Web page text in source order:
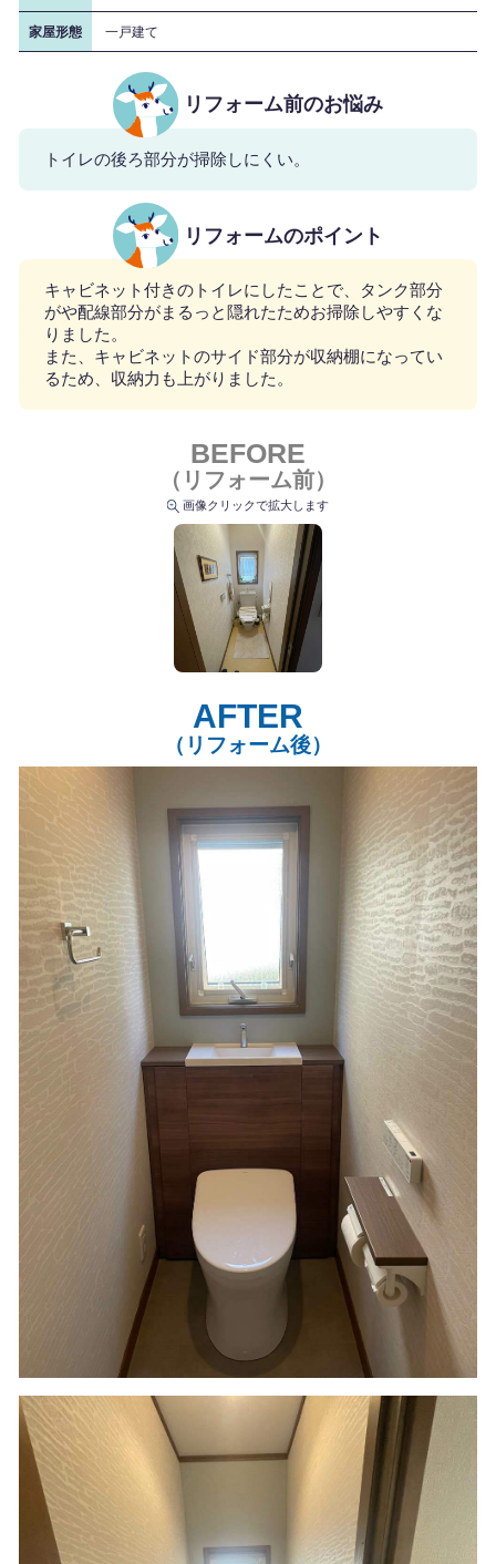
家屋形態 一戸建て
リフォーム前のお悩み
トイレの後ろ部分が掃除しにくい。
リフォームのポイント
キャビネット付きのトイレにしたことで、タンク部分
がや配線部分がまるっと隠れたためお掃除しやすくな
りました。
また、キャビネットのサイド部分が収納棚になってい
るため、収納力も上がりました。
BEFORE
（リフォーム前）
画像クリックで拡大します
AFTER
（リフォーム後）